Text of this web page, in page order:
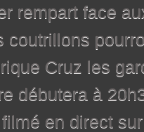
rempart face
coutrillons
Enrique
débutera à
en direct